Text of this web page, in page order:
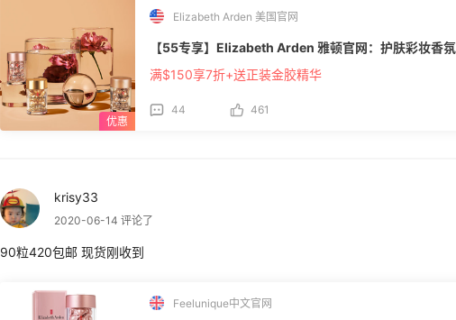
Elizabeth Arden 美国官网
【55专享】Elizabeth Arden 雅顿官网：护肤彩妆香氛
满$150享7折+送正装金胶精华
44 461
krisy33
2020-06-14 评论了
90粒420包邮 现货刚收到
Feelunique中文官网